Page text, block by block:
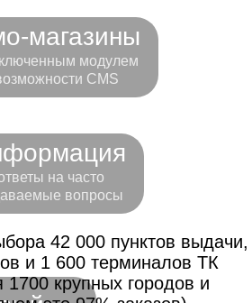
магазины
модулем
CMS
на часто
вопросы
42 000 пунктов выдачи,
и 1 600 терминалов ТК
крупных городов и